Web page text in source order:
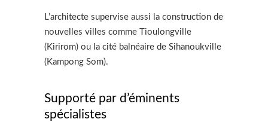
L’architecte supervise aussi la construction de
nouvelles villes comme Tioulongville
(Kirirom) ou la cité balnéaire de Sihanoukville
(Kampong Som).
Supporté par d’éminents
spécialistes